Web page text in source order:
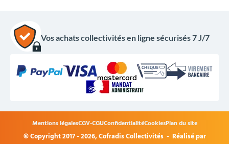
Vos achats collectivités en ligne sécurisés 7 J/7
© Copyright 2017 - 2026,Cofradis Collectivités - Réalisé par
Mentions légalesCGV-CGUConfidentialitéCookiesPlan du site